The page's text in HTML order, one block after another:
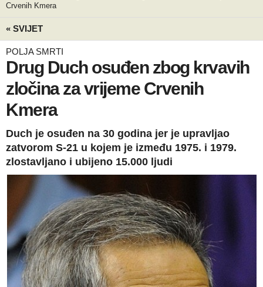
Crvenih Kmera
« SVIJET
POLJA SMRTI
Drug Duch osuđen zbog krvavih
zločina za vrijeme Crvenih
Kmera
Duch je osuđen na 30 godina jer je upravljao
zatvorom S-21 u kojem je između 1975. i 1979.
zlostavljano i ubijeno 15.000 ljudi